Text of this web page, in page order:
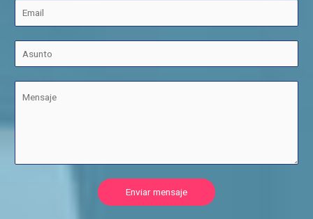
Enviar mensaje